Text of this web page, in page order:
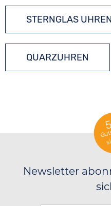
STERNGLAS UHREN
QUARZUHREN
Newsletter